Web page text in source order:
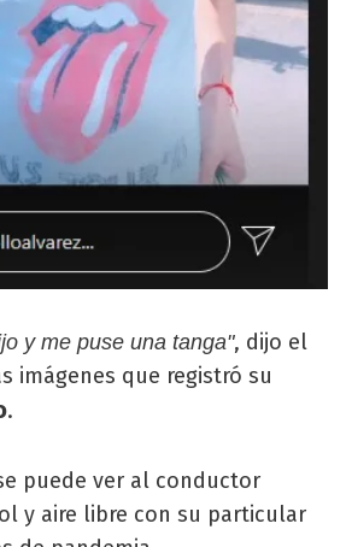
y me puse una tanga", dijo el
imágenes que registró su
.
puede ver al conductor
y aire libre con su particular